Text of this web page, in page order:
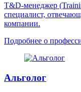
T&D-менеджер
специалист,
компании.
Подробнее о
Альголог